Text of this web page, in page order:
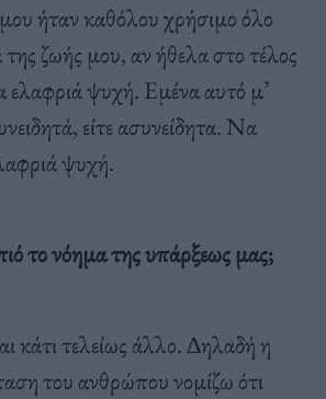
ήταν καθόλου χρήσιµο όλο
ζωής µου, αν ήθελα στο τέλος
ψυχή. Εµένα αυτό µ’
είτε ασυνείδητα. Να
ψυχή.
το νόηµα της υπάρξεως µας;
κάτι τελείως άλλο. ∆ηλαδή η
του ανθρώπου νοµίζω ότι